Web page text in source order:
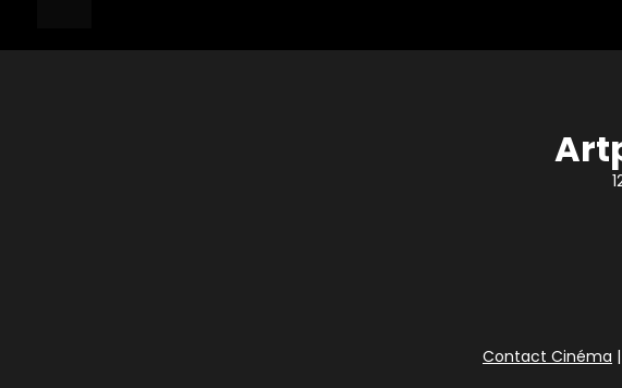
Contact Cinéma |